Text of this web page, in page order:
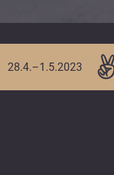
28.4.–1.5.2023